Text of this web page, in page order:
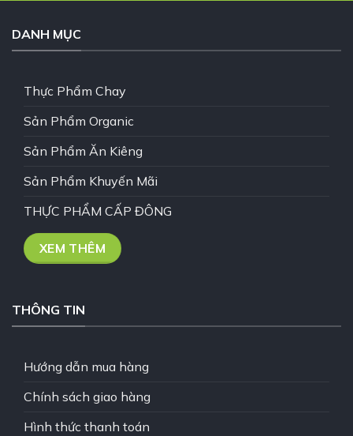
DANH MỤC
Thực Phẩm Chay
Sản Phẩm Organic
Sản Phẩm Ăn Kiêng
Sản Phẩm Khuyến Mãi
THỰC PHẨM CẤP ĐÔNG
XEM THÊM
THÔNG TIN
Hướng dẫn mua hàng
Chính sách giao hàng
Hình thức thanh toán